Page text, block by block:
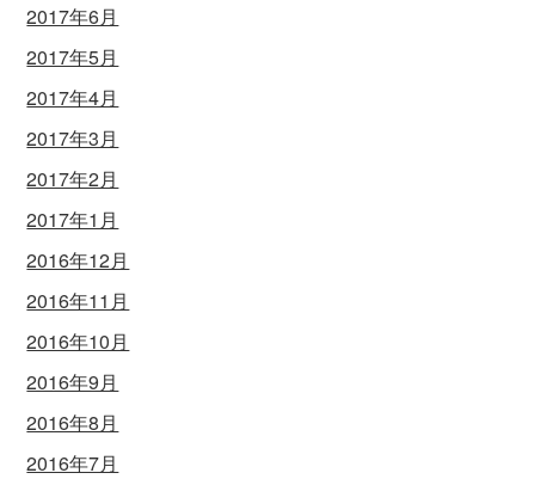
2017年6月
2017年5月
2017年4月
2017年3月
2017年2月
2017年1月
2016年12月
2016年11月
2016年10月
2016年9月
2016年8月
2016年7月